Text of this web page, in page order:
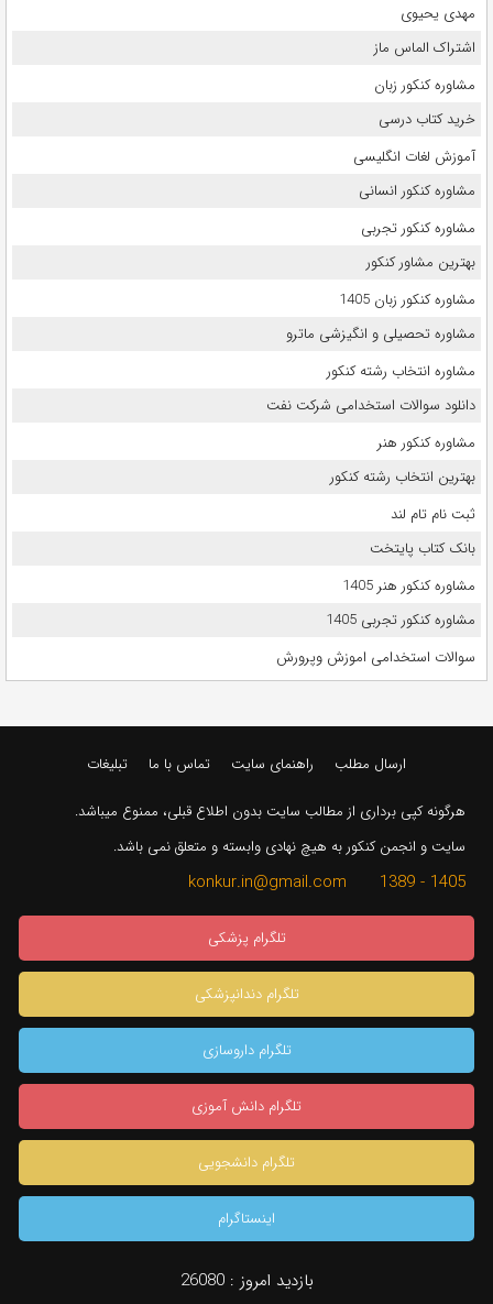
مهدی یحیوی
اشتراک الماس ماز
مشاوره کنکور زبان
خرید کتاب درسی
آموزش لغات انگلیسی
مشاوره کنکور انسانی
مشاوره کنکور تجربی
بهترین مشاور کنکور
مشاوره کنکور زبان 1405
مشاوره تحصیلی و انگیزشی ماترو
مشاوره انتخاب رشته کنکور
دانلود سوالات استخدامی شرکت نفت
مشاوره کنکور هنر
بهترین انتخاب رشته کنکور
ثبت نام تام لند
بانک کتاب پایتخت
مشاوره کنکور هنر 1405
مشاوره کنکور تجربی 1405
سوالات استخدامی اموزش وپرورش
ارسال مطلب راهنمای سایت تماس با ما تبلیغات
هرگونه کپی برداری از مطالب سایت بدون اطلاع قبلی، ممنوع میباشد.
سایت و انجمن کنکور به هیچ نهادی وابسته و متعلق نمی باشد.
1405 - 1389 konkur.in@gmail.com
تلگرام پزشکی
تلگرام دندانپزشکی
تلگرام داروسازی
تلگرام دانش آموزی
تلگرام دانشجویی
اینستاگرام
بازدید امروز :26080